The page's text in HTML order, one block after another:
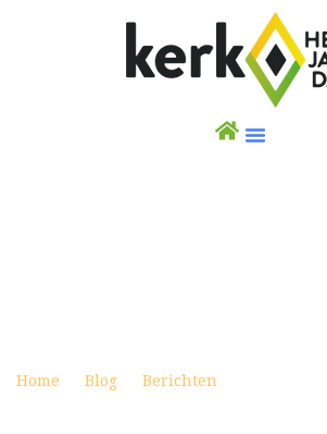
Home Blog Berichten